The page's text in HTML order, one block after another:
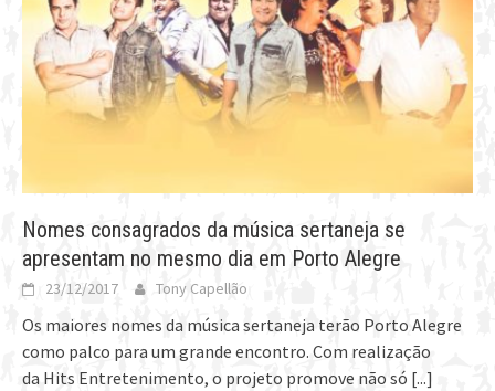
Nomes consagrados da música sertaneja se
apresentam no mesmo dia em Porto Alegre
23/12/2017 Tony Capellão
Os maiores nomes da música sertaneja terão Porto Alegre
como palco para um grande encontro. Com realização
da Hits Entretenimento, o projeto promove não só [...]